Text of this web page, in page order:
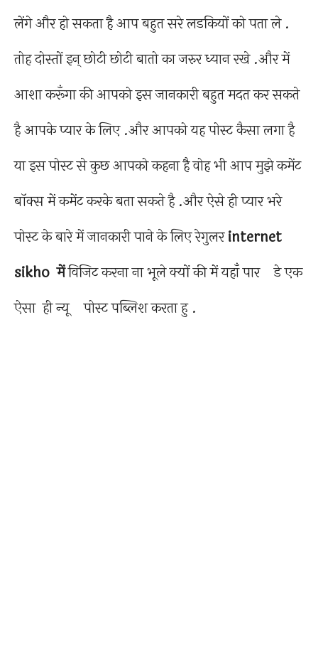
लेंगे और हो सकता है आप बहुत सरे लडकियों को पता ले .
तोह दोस्तों इन् छोटी छोटी बातो का जरुर ध्यान रखे .और में
आशा करूँगा की आपको इस जानकारी बहुत मदत कर सकते
है आपके प्यार के लिए .और आपको यह पोस्ट कैसा लगा है
या इस पोस्ट से कुछ आपको कहना है वोह भी आप मुझे कमेंट
बॉक्स में कमेंट करके बता सकते है .और ऐसे ही प्यार भरे
पोस्ट के बारे में जानकारी पाने के लिए रेगुलरinternet
sikho मेंविजिट करना ना भूले क्यों की में यहाँ पार डे एक
ऐसा ही न्यू पोस्ट पब्लिश करता हु .